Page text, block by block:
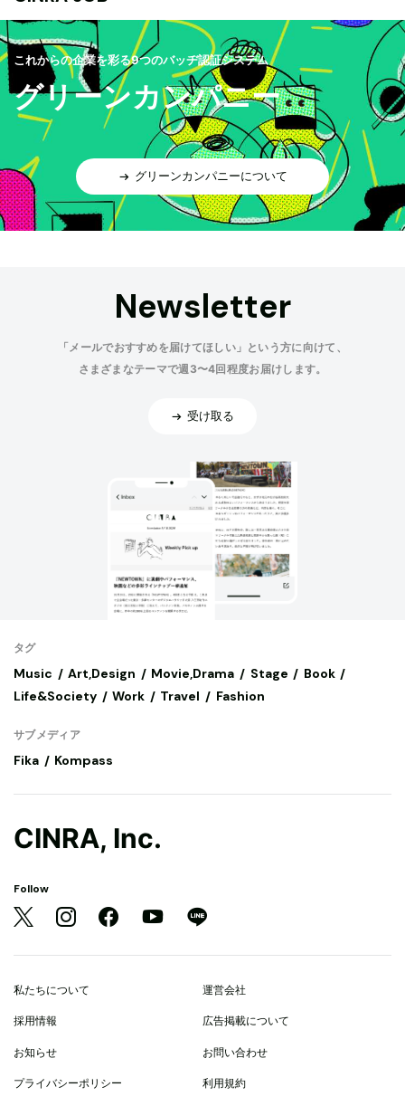
これからの企業を彩る9つのバッヂ認証システム
グリーンカンパニー
グリーンカンパニーについて
Newsletter
「メールでおすすめを届けてほしい」という方に向けて、
さまざまなテーマで週3〜4回程度お届けします。
受け取る
タグ
Music Art,Design Movie,Drama Stage
Book
Life&Society
Work Travel Fashion
サブメディア
Fika Kompass
CINRA, Inc.
Follow
私たちについて 運営会社
採用情報 広告掲載について
お知らせ お問い合わせ
プライバシーポリシー 利用規約